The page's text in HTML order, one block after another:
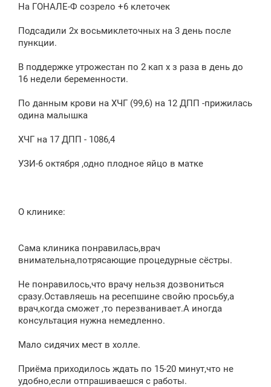
На ГОНАЛЕ-Ф созрело +6 клеточек
Подсадили 2х восьмиклеточных на 3 день после
пункции.
В поддержке утрожестан по 2 кап х з раза в день до
16 недели беременности.
По данным крови на ХЧГ (99,6) на 12 ДПП -прижилась
одина малышка
ХЧГ на 17 ДПП - 1086,4
УЗИ-6 октября ,одно плодное яйцо в матке
О клинике:
Сама клиника понравилась,врач
внимательна,потрясающие процедурные сёстры.
Не понравилось,что врачу нельзя дозвониться
сразу.Оставляешь на ресепшине свойю просьбу,а
врач,когда сможет ,то перезванивает.А иногда
консультация нужна немедленно.
Мало сидячих мест в холле.
Приёма приходилось ждать по 15-20 минут,что не
удобно,если отпрашиваешся с работы.